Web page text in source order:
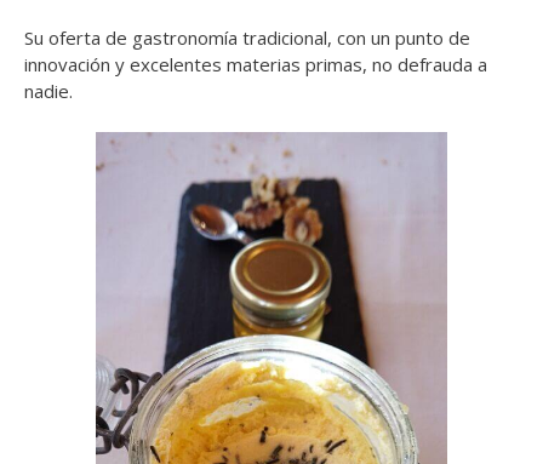
Su oferta de gastronomía tradicional, con un punto de
innovación y excelentes materias primas, no defrauda a
nadie.